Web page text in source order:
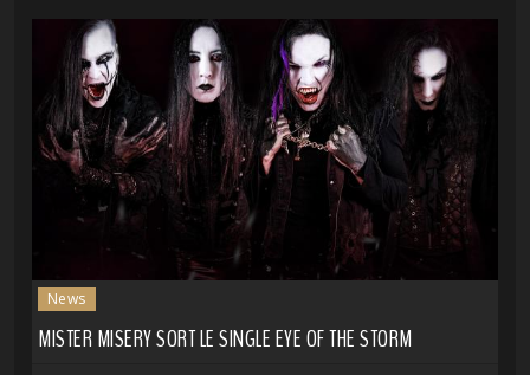
News
MISTER MISERY SORT LE SINGLE EYE OF THE STORM